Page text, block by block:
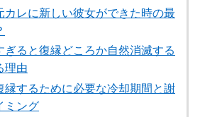
カレに新しい彼女ができた時の最
ぎると復縁どころか自然消滅する
理由
縁するために必要な冷却期間と謝
ミング